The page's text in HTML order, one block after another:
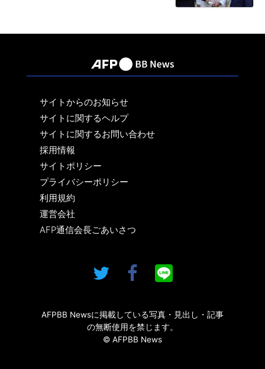
サイトからのお知らせ
サイトに関するヘルプ
サイトに関するお問い合わせ
採用情報
サイトポリシー
プライバシーポリシー
利用規約
運営会社
AFP通信会長ごあいさつ
AFPBB Newsに掲載している写真・見出し・記事
の無断使用を禁じます。
© AFPBB News